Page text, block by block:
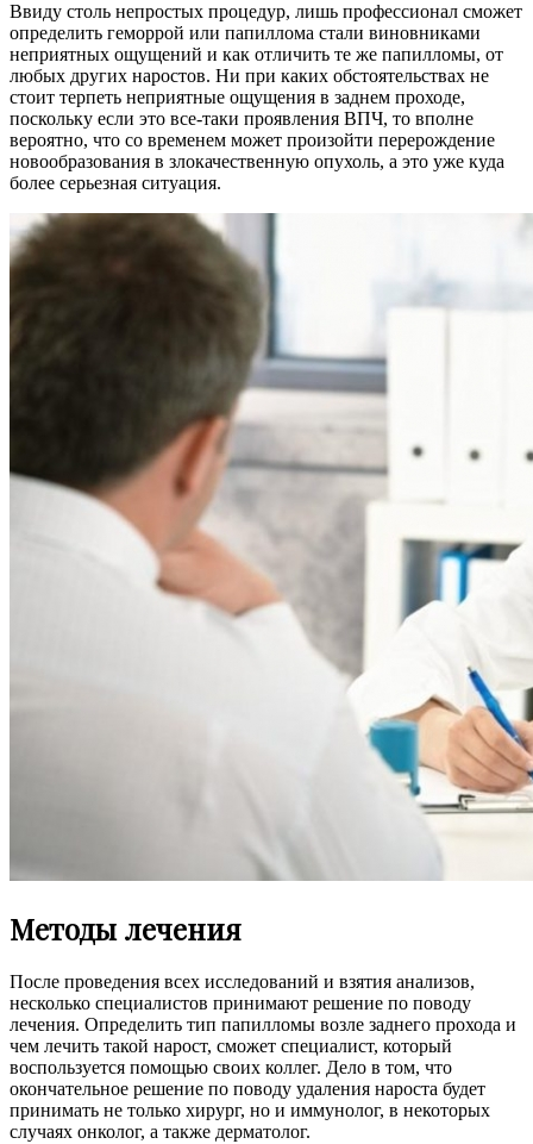
Ввиду столь непростых процедур, лишь профессионал сможет
определить геморрой или папиллома стали виновниками
неприятных ощущений и как отличить те же папилломы, от
любых других наростов. Ни при каких обстоятельствах не
стоит терпеть неприятные ощущения в заднем проходе,
поскольку если это все-таки проявления ВПЧ, то вполне
вероятно, что со временем может произойти перерождение
новообразования в злокачественную опухоль, а это уже куда
более серьезная ситуация.
Методы лечения
После проведения всех исследований и взятия анализов,
несколько специалистов принимают решение по поводу
лечения. Определить тип папилломы возле заднего прохода и
чем лечить такой нарост, сможет специалист, который
воспользуется помощью своих коллег. Дело в том, что
окончательное решение по поводу удаления нароста будет
принимать не только хирург, но и иммунолог, в некоторых
случаях онколог, а также дерматолог.